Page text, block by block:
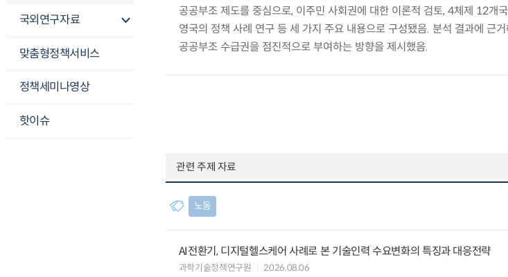
국외연구자료
맞춤형정책서비스
정책세미나영상
핫이슈
공공부조 제도를 중심으로, 이주민 사회권에 대한 이론적 검토, 4체제 12개
영국의 정책 사례 연구 등 세 가지 주요 내용으로 구성됐음. 분석 결과에 근
공공부조 수급권을 점진적으로 부여하는 방향을 제시했음.
관련 주제 자료
노동
AI전환기, 디지털헬스케어 사례로 본 기술인력 수요변화의 특징과 대응전략
과학기술정책연구원 2026.08.06